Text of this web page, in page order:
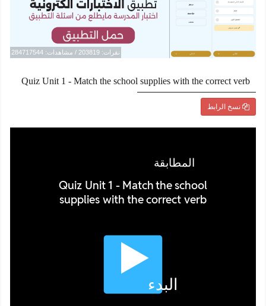
نقرات: 203819 / مشاهدات: 284717544
Quiz Unit 1 - Match the school supplies with the correct verb
نسخ الرابط